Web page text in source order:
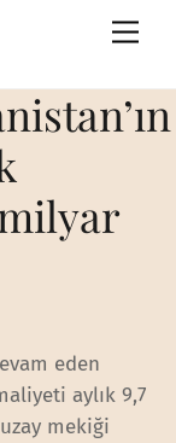
eden
aylık 9,7
mekiği